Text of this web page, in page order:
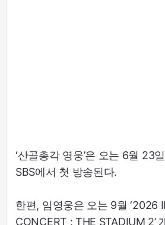
‘산골총각 영웅’은 오는 6월 23
SBS에서 첫 방송된다.
한편, 임영웅은 오는 9월 ‘2026
CONCERT : THE STADIUM 2’